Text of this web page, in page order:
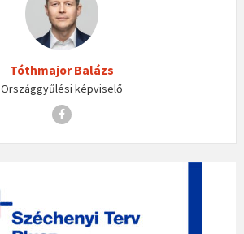
Tóthmajor Balázs
Országgyűlési képviselő
Facebook